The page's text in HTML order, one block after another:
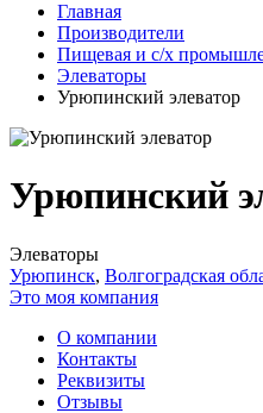
Главная
Производители
Пищевая и с/х
Элеваторы
Урюпинский элеватор
Урюпинский
Элеваторы
Урюпинск, Волгоградская
Это моя компания
О компании
Контакты
Реквизиты
Отзывы